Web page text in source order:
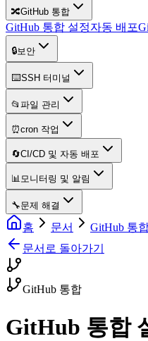
🔀GitHub 통합
GitHub 통합 설정자동 배포
🔒보안
⌨️SSH 터미널
📂 파일 관리
⏰cron 작업
🔄CI/CD 및 자동 배포
📊모니터링 및 알림
🔧문제 해결
홈 문서 GitHub 통
문서로 돌아가기
GitHub 통합
GitHub 통합